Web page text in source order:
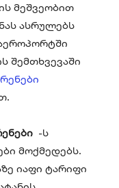
მეშვეობით
ასრულებს
შემთხვევაში
-ს
მოქმედებს.
იაფი ტარიფი